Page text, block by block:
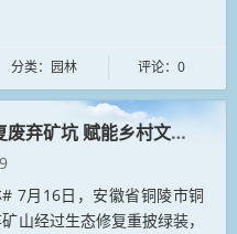
分类：园林 评论：0
弃矿坑 赋能乡村文旅融合
7月16日，安徽省铜陵市铜
山经过生态修复重披绿装，